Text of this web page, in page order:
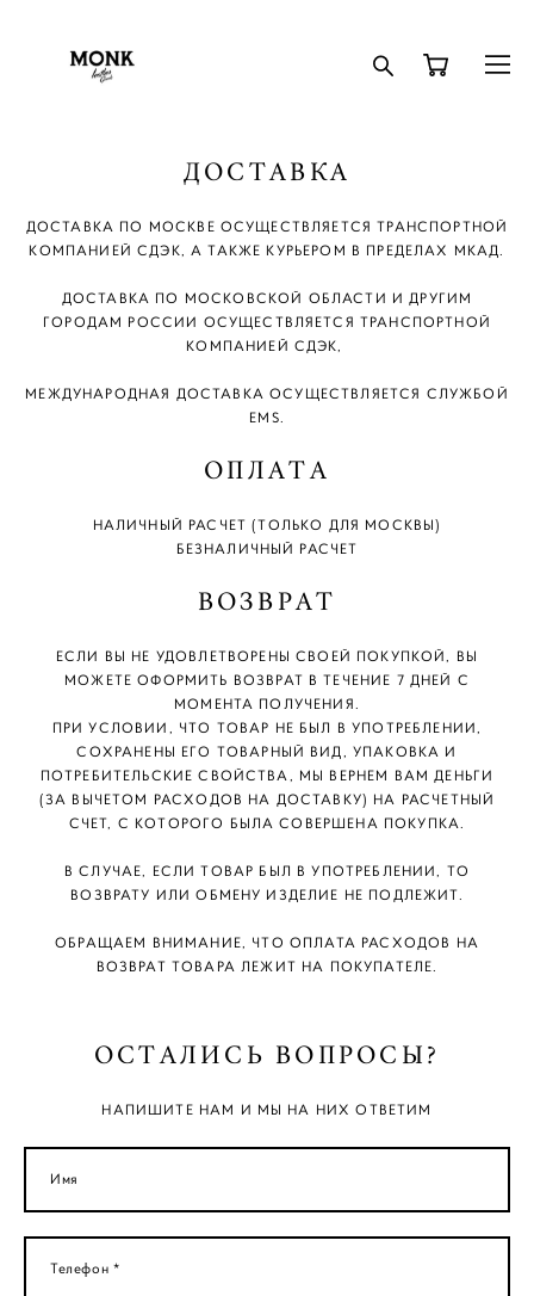
ДОСТАВКА
ДОСТАВКА ПО МОСКВЕ ОСУЩЕСТВЛЯЕТСЯ ТРАНСПОРТНОЙ
КОМПАНИЕЙ СДЭК, А ТАКЖЕ КУРЬЕРОМ В ПРЕДЕЛАХ МКАД.
ДОСТАВКА ПО МОСКОВСКОЙ ОБЛАСТИ И ДРУГИМ
ГОРОДАМ РОССИИ ОСУЩЕСТВЛЯЕТСЯ ТРАНСПОРТНОЙ
КОМПАНИЕЙ СДЭК,
МЕЖДУНАРОДНАЯ ДОСТАВКА ОСУЩЕСТВЛЯЕТСЯ СЛУЖБОЙ
EMS.
ОПЛАТА
НАЛИЧНЫЙ РАСЧЕТ (ТОЛЬКО ДЛЯ МОСКВЫ)
БЕЗНАЛИЧНЫЙ РАСЧЕТ
ВОЗВРАТ
ЕСЛИ ВЫ НЕ УДОВЛЕТВОРЕНЫ СВОЕЙ ПОКУПКОЙ, ВЫ
МОЖЕТЕ ОФОРМИТЬ ВОЗВРАТ В ТЕЧЕНИЕ 7 ДНЕЙ С
МОМЕНТА ПОЛУЧЕНИЯ.
ПРИ УСЛОВИИ, ЧТО ТОВАР НЕ БЫЛ В УПОТРЕБЛЕНИИ,
СОХРАНЕНЫ ЕГО ТОВАРНЫЙ ВИД, УПАКОВКА И
ПОТРЕБИТЕЛЬСКИЕ СВОЙСТВА, МЫ ВЕРНЕМ ВАМ ДЕНЬГИ
(ЗА ВЫЧЕТОМ РАСХОДОВ НА ДОСТАВКУ) НА РАСЧЕТНЫЙ
СЧЕТ, С КОТОРОГО БЫЛА СОВЕРШЕНА ПОКУПКА.
В СЛУЧАЕ, ЕСЛИ ТОВАР БЫЛ В УПОТРЕБЛЕНИИ, ТО
ВОЗВРАТУ ИЛИ ОБМЕНУ ИЗДЕЛИЕ НЕ ПОДЛЕЖИТ.
ОБРАЩАЕМ ВНИМАНИЕ, ЧТО ОПЛАТА РАСХОДОВ НА
ВОЗВРАТ ТОВАРА ЛЕЖИТ НА ПОКУПАТЕЛЕ.
ОСТАЛИСЬ ВОПРОСЫ?
НАПИШИТЕ НАМ И МЫ НА НИХ ОТВЕТИМ
Имя
Телефон *